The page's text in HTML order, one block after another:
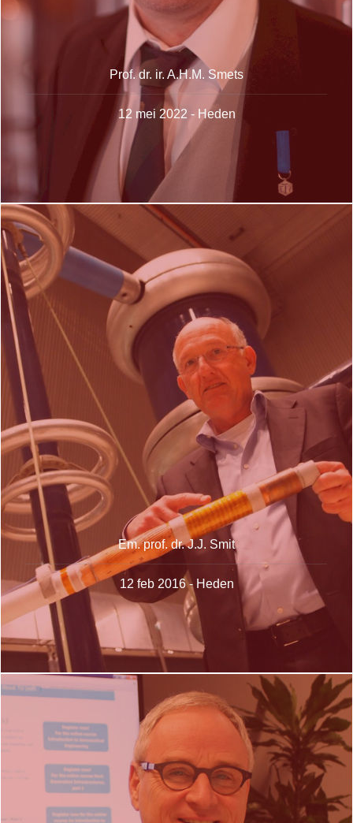
Prof. dr. ir. A.H.M. Smets
12 mei 2022 - Heden
Em. prof. dr. J.J. Smit
12 feb 2016 - Heden